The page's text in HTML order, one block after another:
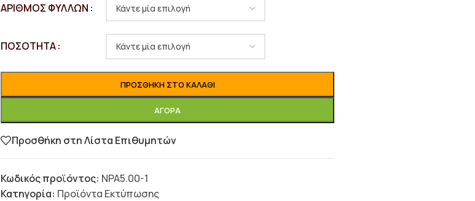
ΑΡΙΘΜΌΣ ΦΎΛΛΩΝ
ΠΟΣΌΤΗΤΑ
ΠΡΟΣΘΉΚΗ ΣΤΟ ΚΑΛΆΘΙ
ΑΓΟΡΆ
Προσθήκη στη Λίστα Επιθυμητών
Κωδικός προϊόντος: NPA5.00-1
Κατηγορία: Προϊόντα Εκτύπωσης